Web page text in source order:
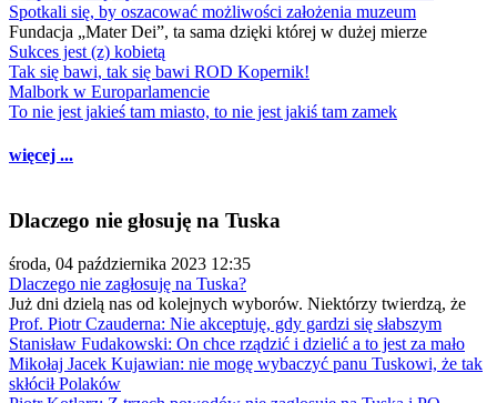
Spotkali się, by oszacować możliwości założenia muzeum
Fundacja „Mater Dei”, ta sama dzięki której w dużej mierze
Sukces jest (z) kobietą
Tak się bawi, tak się bawi ROD Kopernik!
Malbork w Europarlamencie
To nie jest jakieś tam miasto, to nie jest jakiś tam zamek
więcej ...
Dlaczego nie głosuję na Tuska
środa, 04 października 2023 12:35
Dlaczego nie zagłosuję na Tuska?
Już dni dzielą nas od kolejnych wyborów. Niektórzy twierdzą, że
Prof. Piotr Czauderna: Nie akceptuję, gdy gardzi się słabszym
Stanisław Fudakowski: On chce rządzić i dzielić a to jest za mało
Mikołaj Jacek Kujawian: nie mogę wybaczyć panu Tuskowi, że tak
skłócił Polaków